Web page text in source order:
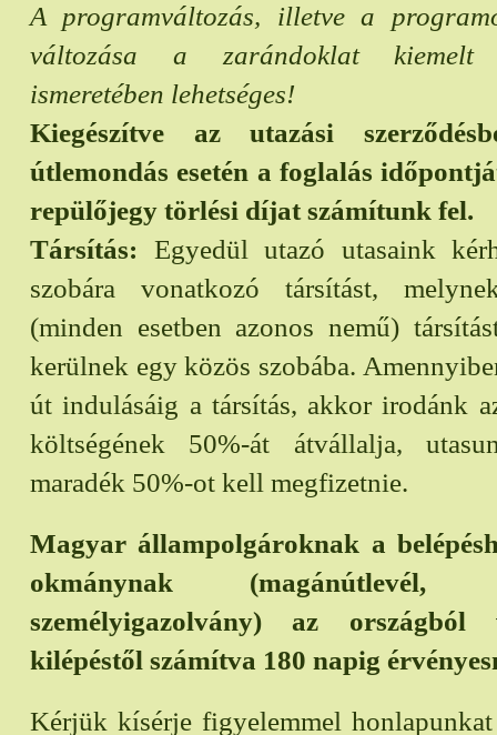
A programváltozás, illetve a
változása a zarándoklat kiemelt
ismeretében lehetséges!
Kiegészítve az utazási
útlemondás esetén a foglalás
repülőjegy törlési díjat számítunk fel.
Társítás: Egyedül utazó utasaink
szobára vonatkozó társítást,
(minden esetben azonos nemű)
kerülnek egy közös szobába.
út indulásáig a társítás, akkor irodánk
költségének 50%-át átvállalja,
maradék 50%-ot kell megfizetnie.
Magyar állampolgároknak a
okmánynak
személyigazolvány) az országból
kilépéstől számítva 180 napig
Kérjük kísérje figyelemmel